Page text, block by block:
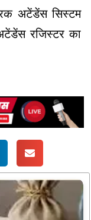
अटेंडेंस सिस्टम
रजिस्टर का